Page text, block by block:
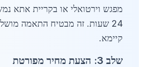
מפגש וירטואלי או בקריית אתא
24 שעות. זה מבטיח התאמה
קיימא.
שלב 3: הצעת מחיר מפורטת